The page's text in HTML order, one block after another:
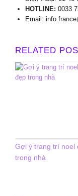
HOTLINE: 0033
Email:
RELATED
Gợi ý trang trí noel
trong nhà